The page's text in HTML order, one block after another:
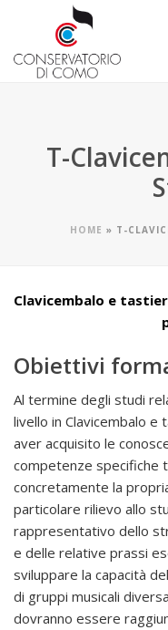
T-
HOME » T-
Clavicembalo e
Obiettivi
Al termine degli studi
livello in Clavicembalo
aver acquisito le
competenze specifiche
concretamente la
particolare rilievo allo
rappresentativo dello
e delle relative prassi
sviluppare la capacità
di gruppi musicali
dovranno essere